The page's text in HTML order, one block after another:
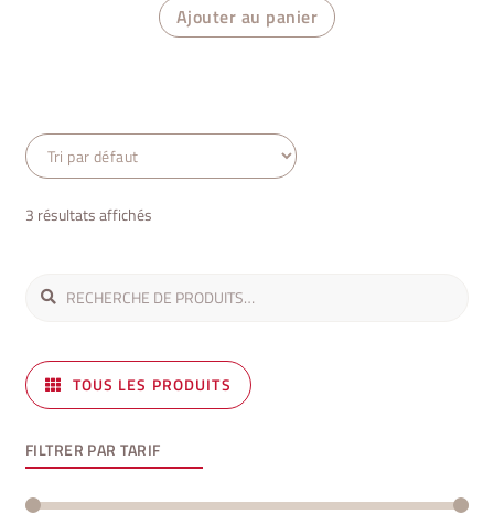
Ajouter au panier
3 résultats affichés
Recherche
pour :
Recherche
TOUS LES PRODUITS
FILTRER PAR TARIF